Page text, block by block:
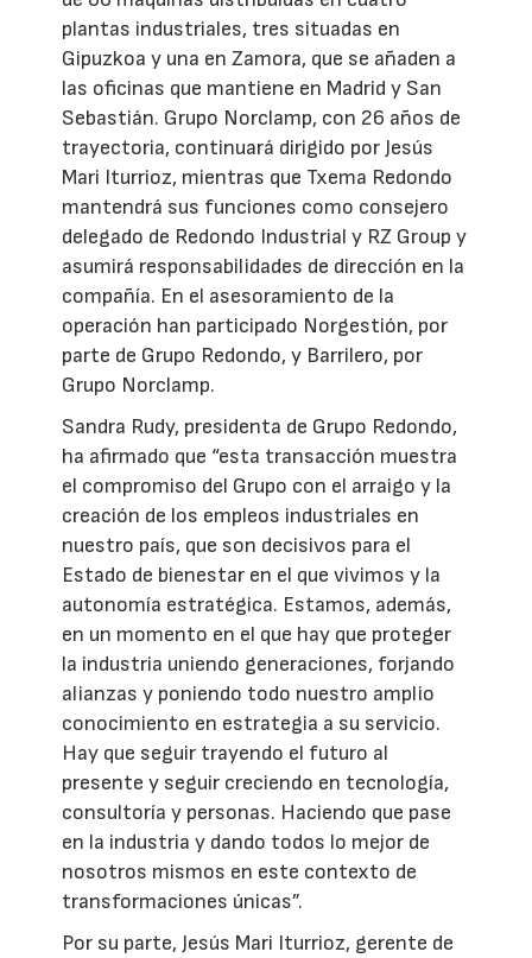
plantas industriales, tres situadas en
Gipuzkoa y una en Zamora, que se añaden a
las oficinas que mantiene en Madrid y San
Sebastián. Grupo Norclamp, con 26 años de
trayectoria, continuará dirigido por Jesús
Mari Iturrioz, mientras que Txema Redondo
mantendrá sus funciones como consejero
delegado de Redondo Industrial y RZ Group y
asumirá responsabilidades de dirección en la
compañía. En el asesoramiento de la
operación han participado Norgestión, por
parte de Grupo Redondo, y Barrilero, por
Grupo Norclamp.
Sandra Rudy, presidenta de Grupo Redondo,
ha afirmado que “esta transacción muestra
el compromiso del Grupo con el arraigo y la
creación de los empleos industriales en
nuestro país, que son decisivos para el
Estado de bienestar en el que vivimos y la
autonomía estratégica. Estamos, además,
en un momento en el que hay que proteger
la industria uniendo generaciones, forjando
alianzas y poniendo todo nuestro amplio
conocimiento en estrategia a su servicio.
Hay que seguir trayendo el futuro al
presente y seguir creciendo en tecnología,
consultoría y personas. Haciendo que pase
en la industria y dando todos lo mejor de
nosotros mismos en este contexto de
transformaciones únicas”.
Por su parte, Jesús Mari Iturrioz, gerente de